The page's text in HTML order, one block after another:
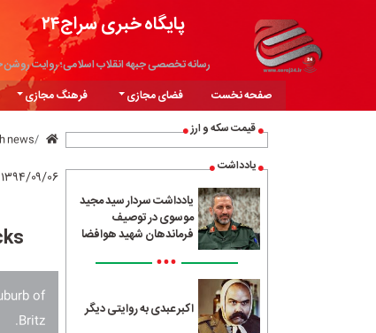
پایگاه خبری سراج۲۴
رسانه تخصصی جبهه انقلاب اسلامی؛ روایت
صفحه نخست فضای مجازی فرهنگ مجازی
قیمت سکه و ارز
یادداشت
یادداشت سردار سید مجید
موسوی در توصیف
فرماندهان شهید هوافضا
•••
اکبر عبدی به روایتی دیگر
news
۱۳۹۴/۰۹/۰۶ - ۱۴:۵۵
of
Britz.